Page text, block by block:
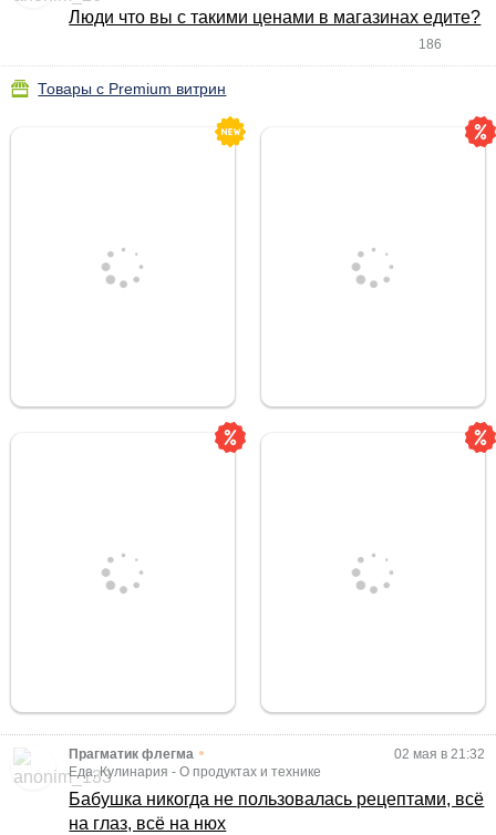
Люди что вы с такими ценами в магазинах едите?
186
Товары с Premium витрин
Прагматик флегма •
02 мая в 21:32
Еда, Кулинария -О продуктах и технике
Бабушка никогда не пользовалась рецептами, всё
на глаз, всё на нюх